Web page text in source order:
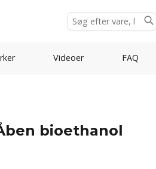
Videoer FAQ
bioethanol